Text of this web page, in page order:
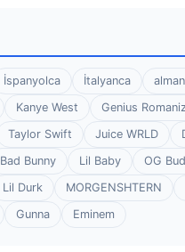
İspanyolca İtalyanca
Kanye West
Genius
Taylor Swift Juice WRLD
Bad Bunny Lil Baby
OG
Lil Durk
MORGENSHTERN
Gunna Eminem